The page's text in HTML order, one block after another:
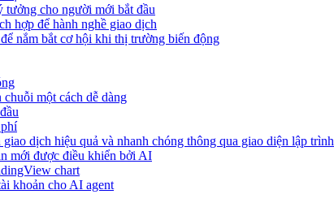
cho người mới bắt đầu
hợp để hành nghề giao dịch
nắm bắt cơ hội khi thị trường biến động
một cách dễ dàng
dịch hiệu quả và nhanh chóng thông qua giao diện lập trình
mới được điều khiển bởi AI
chart
khoản cho AI agent